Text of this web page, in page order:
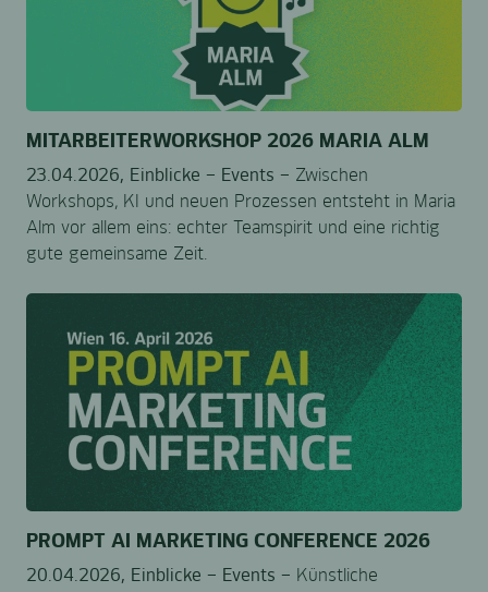
MITARBEITERWORKSHOP 2026 MARIA ALM
23.04.2026, Einblicke – Events – Zwischen
Workshops, KI und neuen Prozessen entsteht in Maria
Alm vor allem eins: echter Teamspirit und eine richtig
gute gemeinsame Zeit.
PROMPT AI MARKETING CONFERENCE 2026
20.04.2026, Einblicke – Events – Künstliche